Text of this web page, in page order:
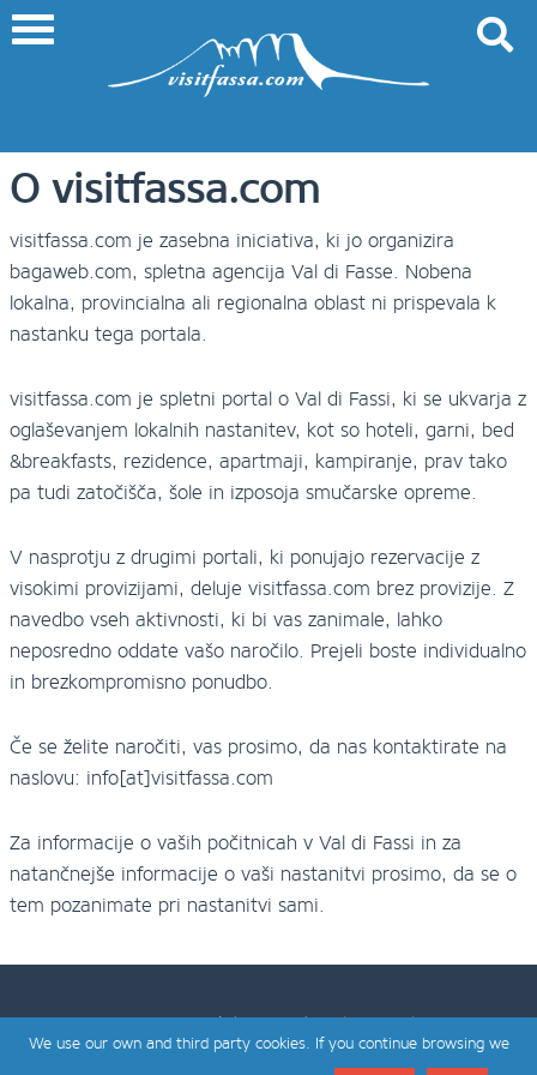
O visitfassa.com
visitfassa.com je zasebna iniciativa, ki jo organizira
bagaweb.com, spletna agencija Val di Fasse. Nobena
lokalna, provincialna ali regionalna oblast ni prispevala k
nastanku tega portala.
visitfassa.com je spletni portal o Val di Fassi, ki se ukvarja z
oglaševanjem lokalnih nastanitev, kot so hoteli, garni, bed
&breakfasts, rezidence, apartmaji, kampiranje, prav tako
pa tudi zatočišča, šole in izposoja smučarske opreme.
V nasprotju z drugimi portali, ki ponujajo rezervacije z
visokimi provizijami, deluje visitfassa.com brez provizije. Z
navedbo vseh aktivnosti, ki bi vas zanimale, lahko
neposredno oddate vašo naročilo. Prejeli boste individualno
in brezkompromisno ponudbo.
Če se želite naročiti, vas prosimo, da nas kontaktirate na
naslovu: info[at]visitfassa.com
Za informacije o vaših počitnicah v Val di Fassi in za
natančnejše informacije o vaši nastanitvi prosimo, da se o
tem pozanimate pri nastanitvi sami.
zasnovana in zgrajena spletna mesta vbagaweb
O visitfassa.com-privacy policy
We use our own and third party cookies. If you continue browsing we